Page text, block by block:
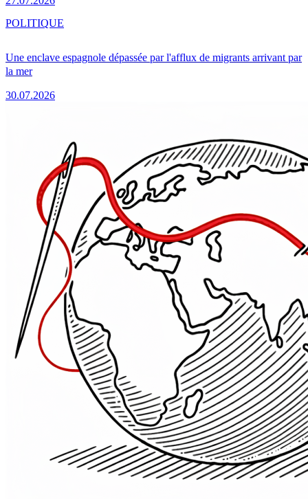
Une enclave espagnole dépassée par l'afflux de migrants arrivant par
la mer
30.07.2026
POLITIQUE